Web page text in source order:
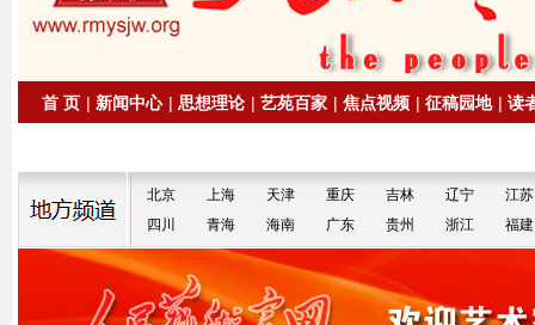
首 页 | 新闻中心 | 思想理论 | 艺苑百家 | 焦点视频 | 征稿园地 | 读
北京 上海 天津 重庆 吉林 辽宁
江苏
四川
青海 海南 广东 贵州 浙江 福建